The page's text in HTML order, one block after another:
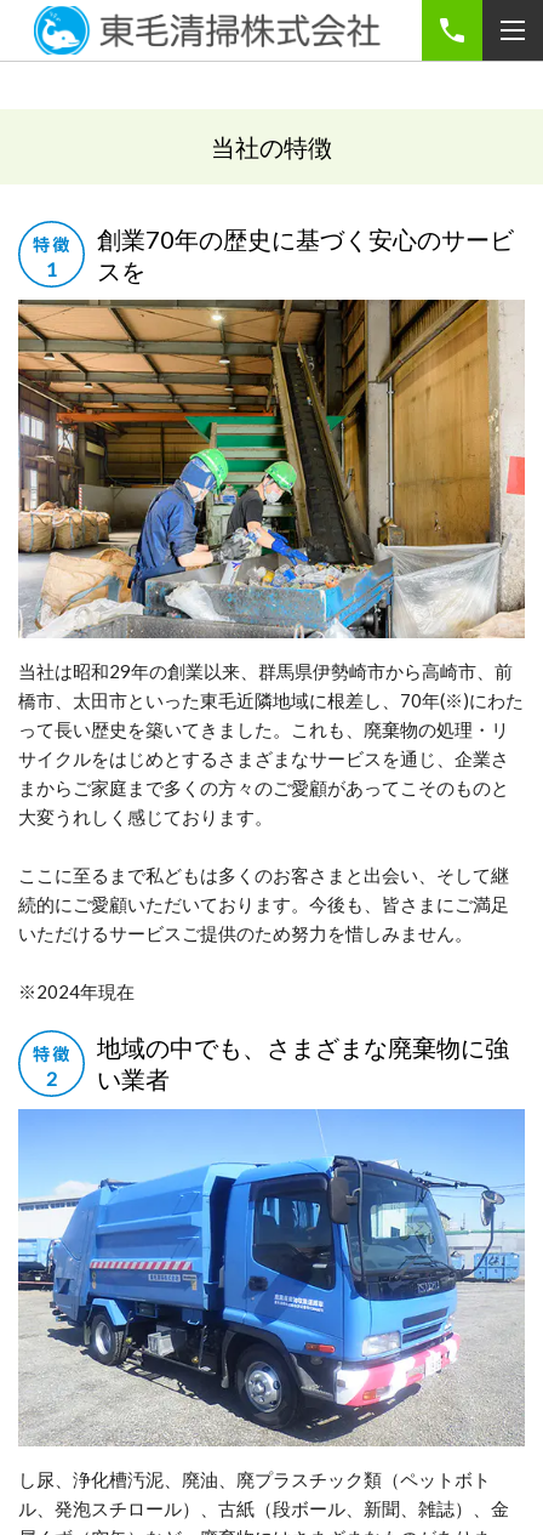
当社の特徴
創業70年の歴史に基づく安心のサービ
スを
当社は昭和29年の創業以来、群馬県伊勢崎市から高崎市、前
橋市、太田市といった東毛近隣地域に根差し、70年(※)にわた
って長い歴史を築いてきました。これも、廃棄物の処理・リ
サイクルをはじめとするさまざまなサービスを通じ、企業さ
まからご家庭まで多くの方々のご愛顧があってこそのものと
大変うれしく感じております。
ここに至るまで私どもは多くのお客さまと出会い、そして継
続的にご愛顧いただいております。今後も、皆さまにご満足
いただけるサービスご提供のため努力を惜しみません。
※2024年現在
地域の中でも、さまざまな廃棄物に強
い業者
し尿、浄化槽汚泥、廃油、廃プラスチック類（ペットボト
ル、発泡スチロール）、古紙（段ボール、新聞、雑誌）、金